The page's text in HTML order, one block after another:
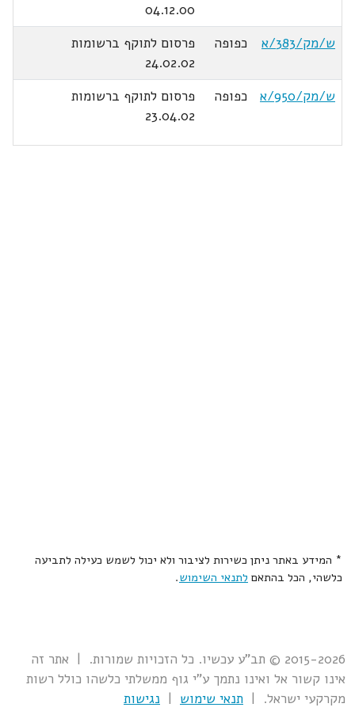
04.12.00
ש/מק/383/א
כפופה
פרסום לתוקף ברשומות
24.02.02
ש/מק/950/א
כפופה
פרסום לתוקף ברשומות
23.04.02
* המידע באתר ניתן כשירות לציבור ולא יכול לשמש כעילה לתביעה
כלשהי, הכל בהתאם לתנאי השימוש.
2015-2026 © תב"ע עכשיו. כל הזכויות שמורות. | אתר זה
אינו קשור אל ואינו נתמך ע"י גוף ממשלתי כלשהו כולל רשות
מקרקעי ישראל. | תנאי שימוש | נגישות